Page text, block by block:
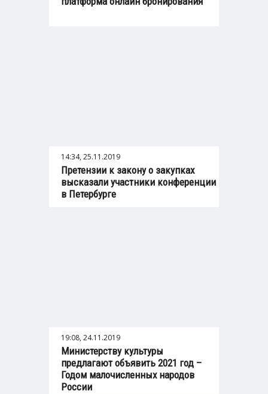
14:34, 25.11.2019
Претензии к закону о закупках
высказали участники конференции
в Петербурге
19:08, 24.11.2019
Министерству культуры
предлагают объявить 2021 год –
Годом малочисленных народов
России